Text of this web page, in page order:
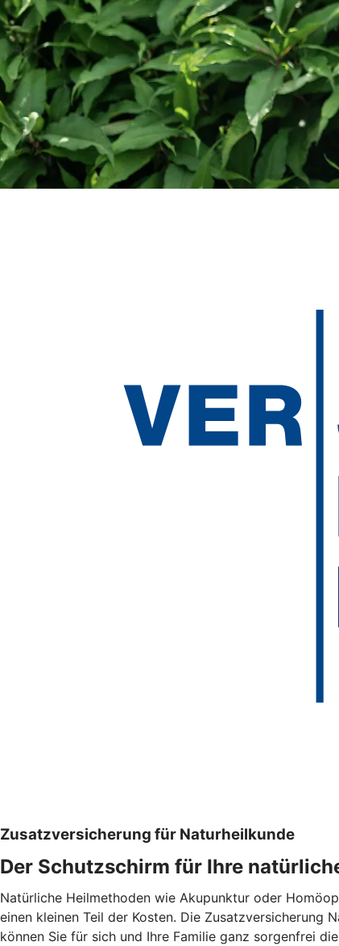
Zusatzversicherung für Naturheilkunde
Der Schutzschirm für Ihre
Natürliche Heilmethoden wie Akupunktur oder
einen kleinen Teil der Kosten. Die Zusatzversicherung
können Sie für sich und Ihre Familie ganz sorgenfrei